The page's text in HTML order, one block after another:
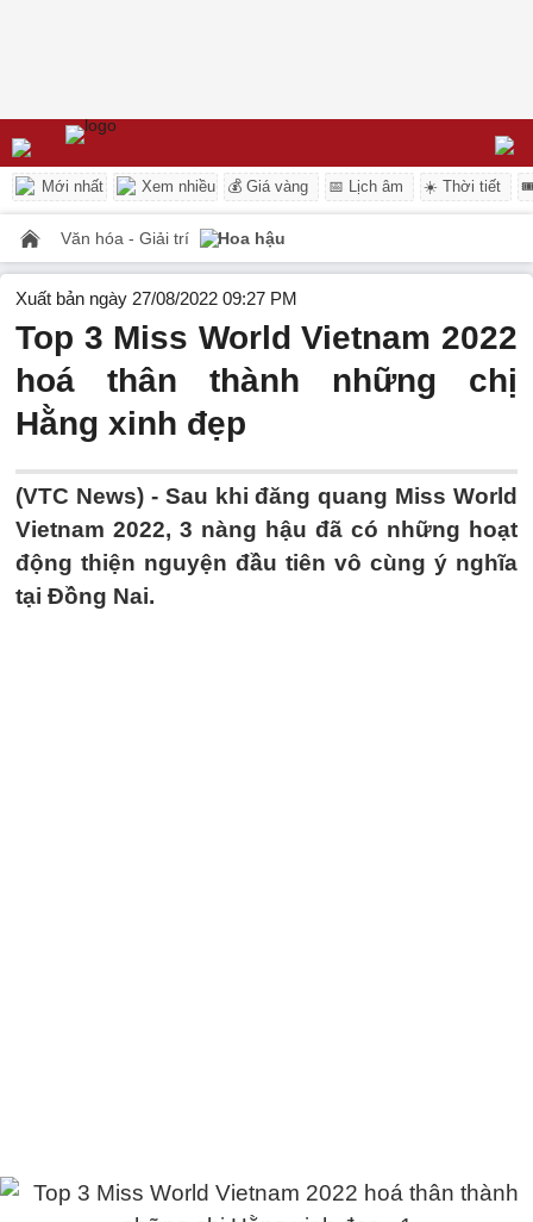
Mới nhất Xem nhiều 💰 Giá vàng 📅 Lịch âm ☀️ Thời tiết
Văn hóa - Giải trí Hoa hậu
Xuất bản ngày 27/08/2022 09:27 PM
Top 3 Miss World Vietnam 2022
hoá thân thành những chị
Hằng xinh đẹp
(VTC News) - Sau khi đăng quang Miss World
Vietnam 2022, 3 nàng hậu đã có những hoạt
động thiện nguyện đầu tiên vô cùng ý nghĩa
tại Đồng Nai.